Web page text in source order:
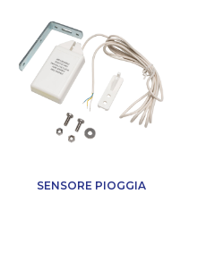
SENSORE PIOGGIA